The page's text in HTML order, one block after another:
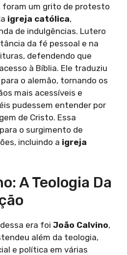
foram um grito de protesto
igreja católica,
de indulgências. Lutero
da fé pessoal e na
defendendo que
à Bíblia. Ele traduziu
o alemão, tornando os
mais acessíveis e
pudessem entender por
de Cristo. Essa
o surgimento de
incluindo a igreja
A Teologia Da
era foi João Calvino,
além da teologia,
e política em várias